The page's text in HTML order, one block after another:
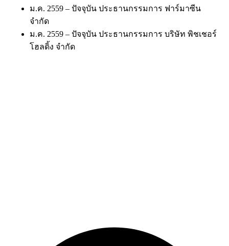
ม.ค. 2559 – ปัจจุบัน ประธานกรรมการ ฟาร์มาซีน
จำกัด
ม.ค. 2559 – ปัจจุบัน ประธานกรรมการ บริษัท พิชเชอร์
โฮลดิ้ง จำกัด